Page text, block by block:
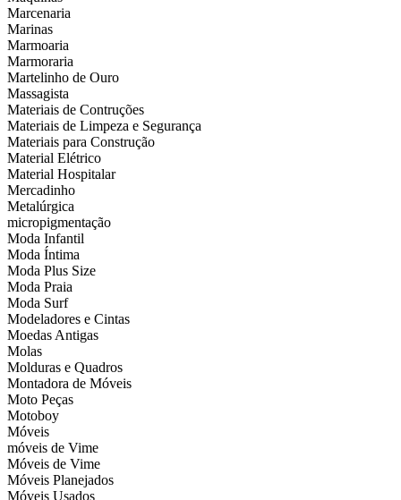
Marcenaria
Marinas
Marmoaria
Marmoraria
Martelinho de Ouro
Massagista
Materiais de Contruções
Materiais de Limpeza e Segurança
Materiais para Construção
Material Elétrico
Material Hospitalar
Mercadinho
Metalúrgica
micropigmentação
Moda Infantil
Moda Íntima
Moda Plus Size
Moda Praia
Moda Surf
Modeladores e Cintas
Moedas Antigas
Molas
Molduras e Quadros
Montadora de Móveis
Moto Peças
Motoboy
Móveis
móveis de Vime
Móveis de Vime
Móveis Planejados
Móveis Usados